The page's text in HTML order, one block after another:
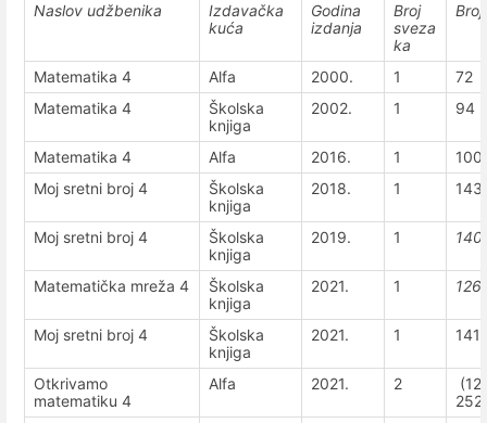
Naslov udžbenika
Izdavačka
kuća
Godina
izdanja
Broj
sveza
ka
Broj
Matematika 4 Alfa 2000. 1
72
Matematika 4
Školska
knjiga
2002. 1 94
Matematika 4 Alfa 2016. 1
100
Moj sretni broj 4
Školska
knjiga
2018. 1 143
Moj sretni broj 4
Školska
knjiga
2019. 1 140
Matematička mreža 4
Školska
knjiga
2021. 1 126
Moj sretni broj 4
Školska
knjiga
2021. 1 141
Otkrivamo
matematiku 4
Alfa 2021. 2
252